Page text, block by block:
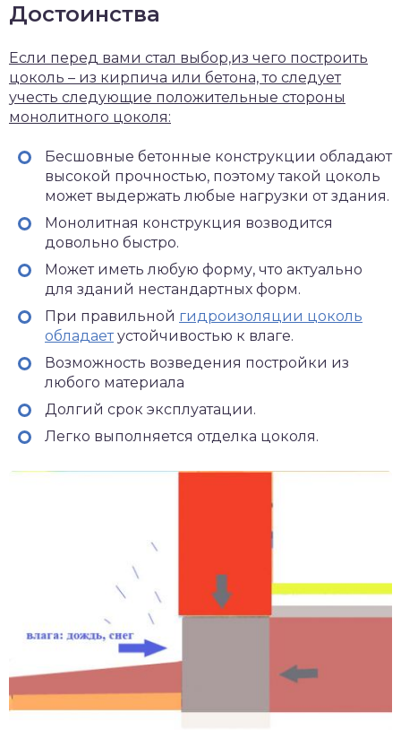
Достоинства
Если перед вами стал выбор,из чего построить
цоколь – из кирпича или бетона, то следует
учесть следующие положительные стороны
монолитного цоколя:
Бесшовные бетонные конструкции обладают
высокой прочностью, поэтому такой цоколь
может выдержать любые нагрузки от здания.
Монолитная конструкция возводится
довольно быстро.
Может иметь любую форму, что актуально
для зданий нестандартных форм.
При правильной гидроизоляции цоколь
обладаетустойчивостью к влаге.
Возможность возведения постройки из
любого материала
Долгий срок эксплуатации.
Легко выполняется отделка цоколя.